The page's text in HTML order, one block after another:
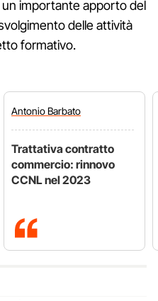
importante apporto del
delle attività
formativo.
AntonioBarbato
Trattativa contratto
commercio: rinnovo
CCNL nel 2023